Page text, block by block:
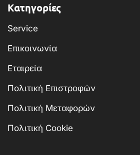
Κατηγορίες
Service
Επικοινωνία
Εταιρεία
Πολιτική Επιστροφών
Πολιτική Μεταφορών
Πολιτική Cookie